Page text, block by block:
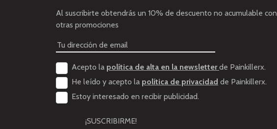
Al suscribirte obtendrás un 10% de descuento no acumulable con
otras promociones
Acepto la política de alta en la newsletterde Painkillerx.
He leído y acepto la política de privacidad de Painkillerx.
Estoy interesado en recibir publicidad.
¡SUSCRIBIRME!